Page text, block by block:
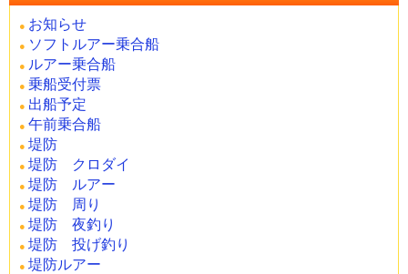
お知らせ
ソフトルアー乗合船
ルアー乗合船
乗船受付票
出船予定
午前乗合船
堤防
堤防 クロダイ
堤防 ルアー
堤防 周り
堤防 夜釣り
堤防 投げ釣り
堤防ルアー